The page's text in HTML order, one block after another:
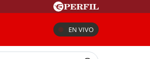
EN VIVO